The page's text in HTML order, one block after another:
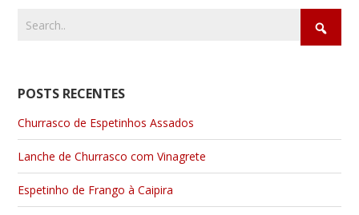
POSTS RECENTES
Churrasco de Espetinhos Assados
Lanche de Churrasco com Vinagrete
Espetinho de Frango à Caipira